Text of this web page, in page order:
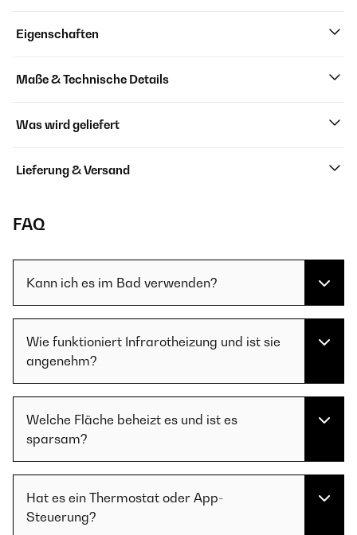
Eigenschaften
Maße & Technische Details
Was wird geliefert
Lieferung & Versand
FAQ
Kann ich es im Bad verwenden?
Wie funktioniert Infrarotheizung und ist sie
angenehm?
Welche Fläche beheizt es und ist es
sparsam?
Hat es ein Thermostat oder App-
Steuerung?